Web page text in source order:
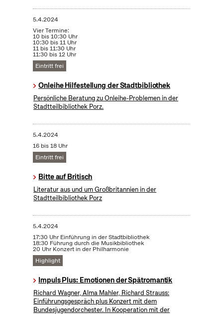
5.4.2024
Vier Termine:
10 bis 10:30 Uhr
10:30 bis 11 Uhr
11 bis 11:30 Uhr
11:30 bis 12 Uhr
Eintritt frei
Onleihe Hilfestellung der Stadtbibliothek
Persönliche Beratung zu Onleihe-Problemen in der
Stadtteilbibliothek Porz.
5.4.2024
16 bis 18 Uhr
Eintritt frei
Bitte auf Britisch
Literatur aus und um Großbritannien in der
Stadtteilbibliothek Porz
5.4.2024
17:30 Uhr Einführung in der Stadtbibliothek
18:30 Führung durch die Musikbibliothek
20 Uhr Konzert in der Philharmonie
Highlight
Impuls Plus: Emotionen der Spätromantik
Richard Wagner, Alma Mahler, Richard Strauss:
Einführungsgespräch plus Konzert mit dem
Bundesjugendorchester. In Kooperation mit der